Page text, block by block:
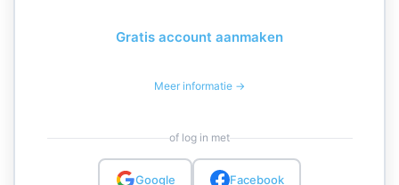
Gratis account aanmaken
Meer informatie →
of log in met
Google Facebook